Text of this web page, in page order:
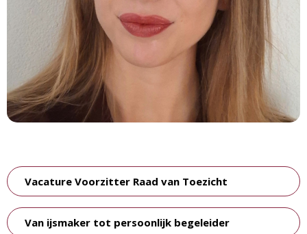
Vacature Voorzitter Raad van Toezicht
Van ijsmaker tot persoonlijk begeleider